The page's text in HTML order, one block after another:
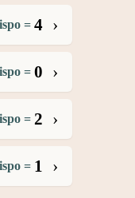
= 4 ›
= 0 ›
= 2 ›
= 1 ›